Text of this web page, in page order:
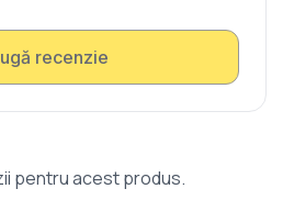
recenzie
pentru acest produs.